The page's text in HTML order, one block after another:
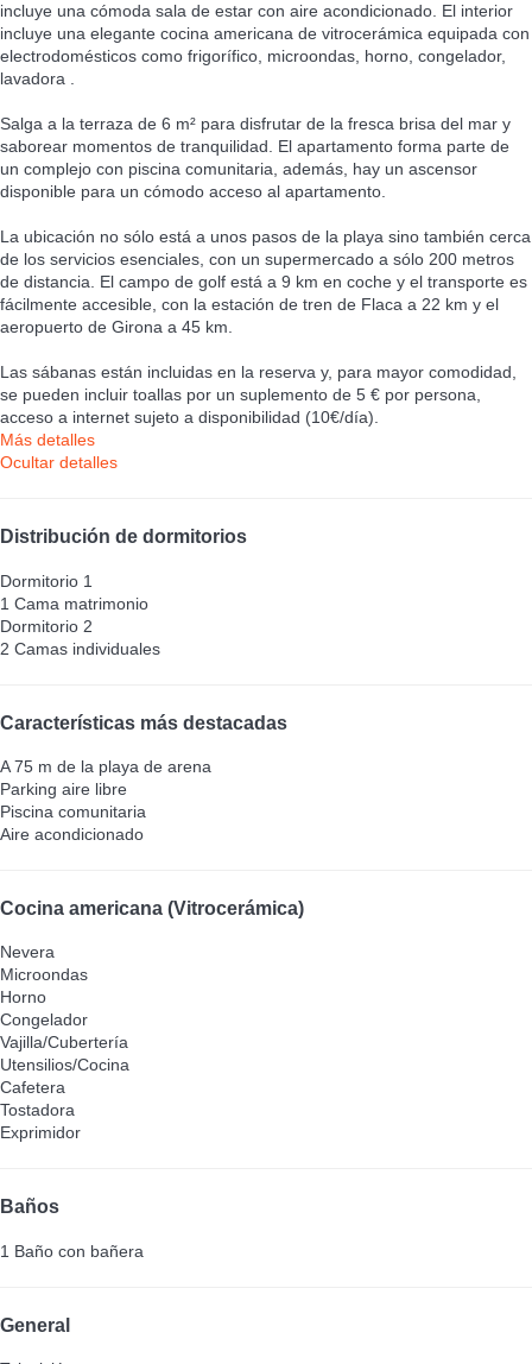
incluye una cómoda sala de estar con aire acondicionado. El interior
incluye una elegante cocina americana de vitrocerámica equipada con
electrodomésticos como frigorífico, microondas, horno, congelador,
lavadora .
Salga a la terraza de 6 m² para disfrutar de la fresca brisa del mar y
saborear momentos de tranquilidad. El apartamento forma parte de
un complejo con piscina comunitaria, además, hay un ascensor
disponible para un cómodo acceso al apartamento.
La ubicación no sólo está a unos pasos de la playa sino también cerca
de los servicios esenciales, con un supermercado a sólo 200 metros
de distancia. El campo de golf está a 9 km en coche y el transporte es
fácilmente accesible, con la estación de tren de Flaca a 22 km y el
aeropuerto de Girona a 45 km.
Las sábanas están incluidas en la reserva y, para mayor comodidad,
se pueden incluir toallas por un suplemento de 5 € por persona,
acceso a internet sujeto a disponibilidad (10€/día).
Más detalles
Ocultar detalles
Distribución de dormitorios
Dormitorio 1
1 Cama matrimonio
Dormitorio 2
2 Camas individuales
Características más destacadas
A 75 m de la playa de arena
Parking aire libre
Piscina comunitaria
Aire acondicionado
Cocina americana (Vitrocerámica)
Nevera
Microondas
Horno
Congelador
Vajilla/Cubertería
Utensilios/Cocina
Cafetera
Tostadora
Exprimidor
Baños
1 Baño con bañera
General